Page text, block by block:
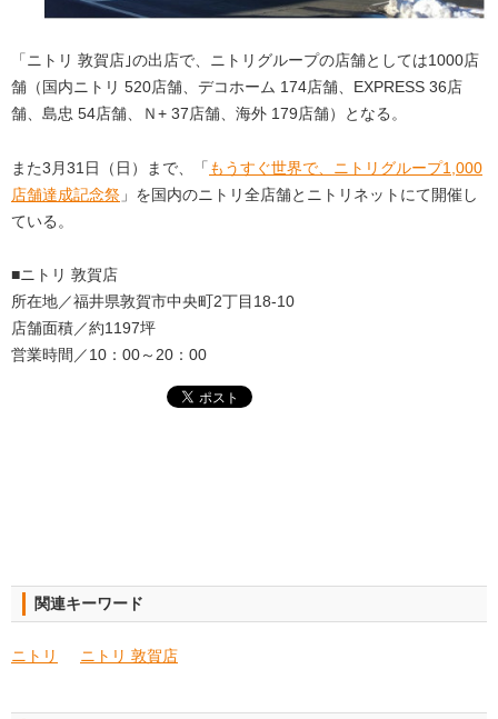
「ニトリ 敦賀店｣の出店で、ニトリグループの店舗としては1000店
舗（国内ニトリ 520店舗、デコホーム 174店舗、EXPRESS 36店
舗、島忠 54店舗、Ｎ+ 37店舗、海外 179店舗）となる。
また3⽉31⽇（⽇）まで、「 もうすぐ世界で、ニトリグループ1,000
店舗達成記念祭 」を国内のニトリ全店舗とニトリネットにて開催し
ている。
■ニトリ 敦賀店
所在地／福井県敦賀市中央町2丁⽬18-10
店舗面積／約1197坪
営業時間／10：00～20：00
関連キーワード
ニトリ ニトリ 敦賀店